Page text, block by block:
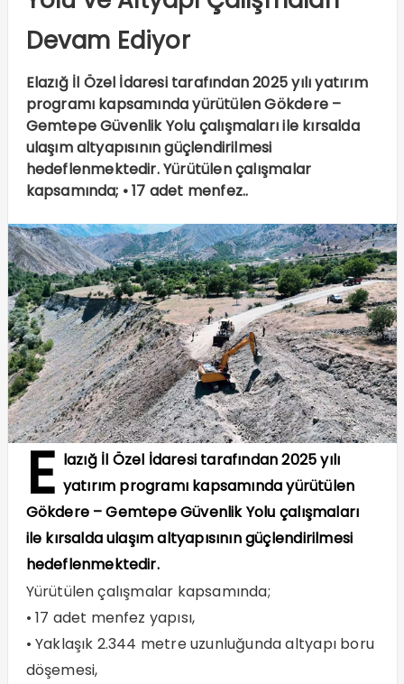
Devam Ediyor
Elazığ İl Özel İdaresi tarafından 2025 yılı yatırım
programı kapsamında yürütülen Gökdere –
Gemtepe Güvenlik Yolu çalışmaları ile kırsalda
ulaşım altyapısının güçlendirilmesi
hedeflenmektedir. Yürütülen çalışmalar
kapsamında; • 17 adet menfez..
E lazığ İl Özel İdaresi tarafından 2025 yılı
yatırım programı kapsamında yürütülen
Gökdere – Gemtepe Güvenlik Yolu çalışmaları
ile kırsalda ulaşım altyapısının güçlendirilmesi
hedeflenmektedir.
Yürütülen çalışmalar kapsamında;
• 17 adet menfez yapısı,
• Yaklaşık 2.344 metre uzunluğunda altyapı boru
döşemesi,